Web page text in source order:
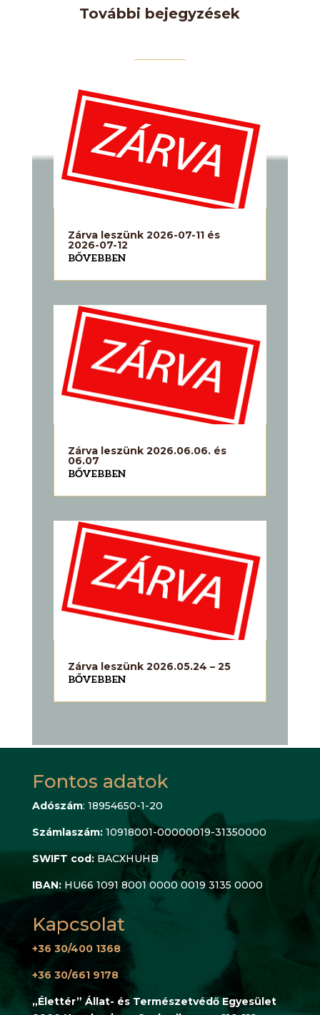
További bejegyzések
Zárva leszünk 2026-07-11 és
2026-07-12
BŐVEBBEN
Zárva leszünk 2026.06.06. és
06.07
BŐVEBBEN
Zárva leszünk 2026.05.24 – 25
BŐVEBBEN
Fontos adatok
Adószám: 18954650-1-20
Számlaszám: 10918001-00000019-31350000
SWIFT cod: BACXHUHB
IBAN: HU66 1091 8001 0000 0019 3135 0000
Kapcsolat
+36 30/400 1368
+36 30/661 9178
„Élettér” Állat- és Természetvédő Egyesület